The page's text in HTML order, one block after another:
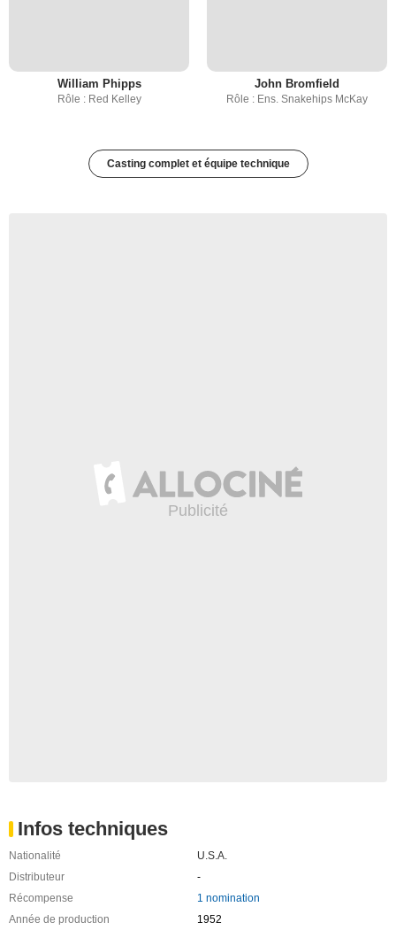
William Phipps
Rôle : Red Kelley
John Bromfield
Rôle : Ens. Snakehips McKay
Casting complet et équipe technique
Infos techniques
Nationalité
U.S.A.
Distributeur
-
Récompense
1 nomination
Année de production
1952